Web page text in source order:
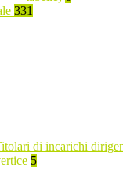
331
di incarichi
5